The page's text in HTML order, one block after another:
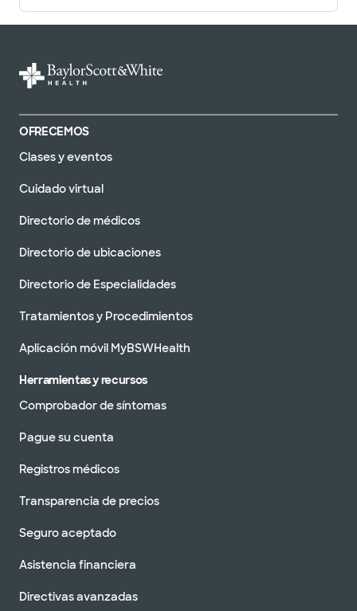
OFRECEMOS
Clases y eventos
Cuidado virtual
Directorio de médicos
Directorio de ubicaciones
Directorio de Especialidades
Tratamientos y Procedimientos
Aplicación móvil MyBSWHealth
Herramientas y recursos
Comprobador de síntomas
Pague su cuenta
Registros médicos
Transparencia de precios
Seguro aceptado
Asistencia financiera
Directivas avanzadas